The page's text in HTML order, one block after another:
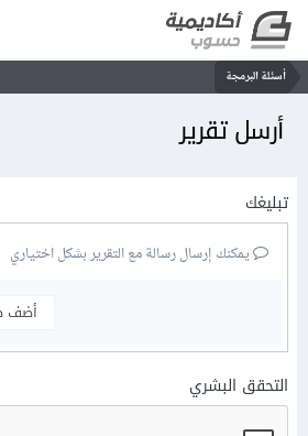
أسئلة البرمجة
أرسل تقرير
تبليغك
يمكنك إرسال رسالة مع التقرير بشكل اختياري
أضف
التحقق البشري